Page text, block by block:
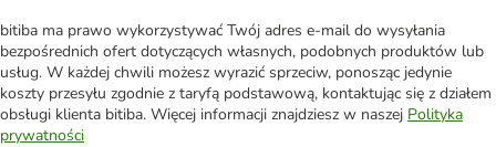
bitiba ma prawo wykorzystywać Twój adres e-mail do wysyłania
bezpośrednich ofert dotyczących własnych, podobnych produktów lub
usług. W każdej chwili możesz wyrazić sprzeciw, ponosząc jedynie
koszty przesyłu zgodnie z taryfą podstawową, kontaktując się z działem
obsługi klienta bitiba. Więcej informacji znajdziesz w naszej Polityka
prywatności